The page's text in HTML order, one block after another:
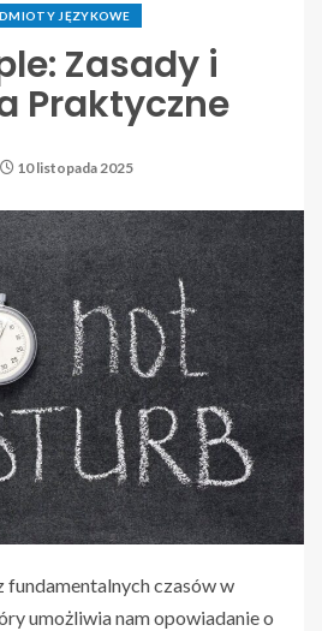
JĘZYKOWE
Zasady i
Praktyczne
10 listopada 2025
fundamentalnych czasów w
umożliwia nam opowiadanie o